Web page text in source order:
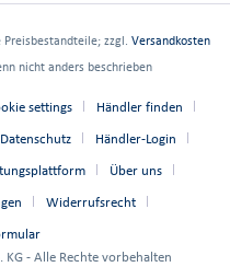
zzgl. Versandkosten
nicht anders beschrieben
settings Händler finden
Datenschutz Händler-Login
Über uns
Widerrufsrecht
- Alle Rechte vorbehalten